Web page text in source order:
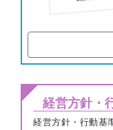
経営方針・
経営方針・行動基